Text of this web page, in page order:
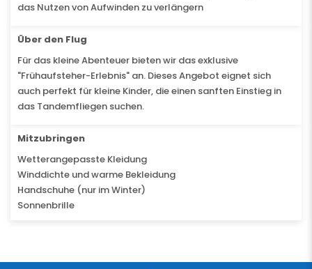
das Nutzen von Aufwinden zu verlängern
Über den Flug
Für das kleine Abenteuer bieten wir das exklusive
"Frühaufsteher-Erlebnis" an. Dieses Angebot eignet sich
auch perfekt für kleine Kinder, die einen sanften Einstieg in
das Tandemfliegen suchen.
Mitzubringen
Wetterangepasste Kleidung
Winddichte und warme Bekleidung
Handschuhe (nur im Winter)
Sonnenbrille